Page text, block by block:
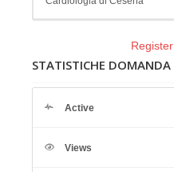
Register
STATISTICHE DOMANDA
Active
Views